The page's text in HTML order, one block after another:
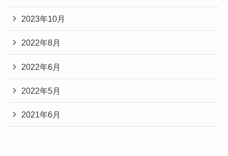
2023年10月
2022年8月
2022年6月
2022年5月
2021年6月